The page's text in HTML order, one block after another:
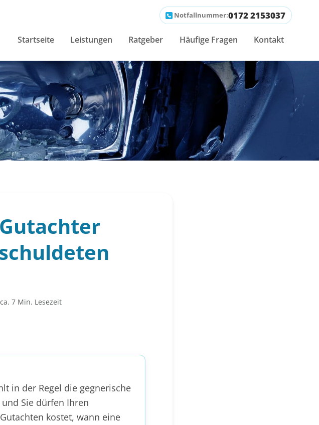
Notfallnummer:0172 2153037
Startseite Leistungen Ratgeber Häufige Fragen Kontakt
ca. 7 Min. Lesezeit
in der Regel die gegnerische
Sie dürfen Ihren
kostet, wann eine